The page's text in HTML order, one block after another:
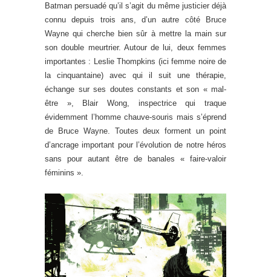
Batman persuadé qu’il s’agit du même justicier déjà
connu depuis trois ans, d’un autre côté Bruce
Wayne qui cherche bien sûr à mettre la main sur
son double meurtrier. Autour de lui, deux femmes
importantes : Leslie Thompkins (ici femme noire de
la cinquantaine) avec qui il suit une thérapie,
échange sur ses doutes constants et son « mal-
être », Blair Wong, inspectrice qui traque
évidemment l’homme chauve-souris mais s’éprend
de Bruce Wayne. Toutes deux forment un point
d’ancrage important pour l’évolution de notre héros
sans pour autant être de banales « faire-valoir
féminins ».